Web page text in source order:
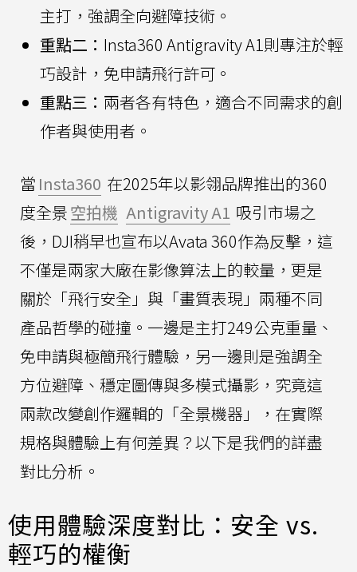
主打，強調全向避障技術。
重點二： Insta360 Antigravity A1則專注於輕
巧設計，免申請飛行許可。
重點三： 兩者各有特色，適合不同需求的創
作者與使用者。
當 Insta360 在2025年以影翎品牌推出的360
度全景空拍機 Antigravity A1 吸引市場之
後，DJI稍早也宣布以Avata 360作為反擊，這
不僅是兩家大廠在影像算法上的較量，更是
關於「飛行安全」與「畫質表現」兩種不同
產品哲學的碰撞。一邊是主打249公克重量、
免申請與極簡飛行體驗，另一邊則是強調全
方位避障、穩定圖傳與多模式攝影，究竟這
兩款改變創作邏輯的「全景機器」，在實際
規格與體驗上有何差異？以下是我們的詳盡
對比分析。
使用體驗深度對比：安全 vs.
輕巧的權衡